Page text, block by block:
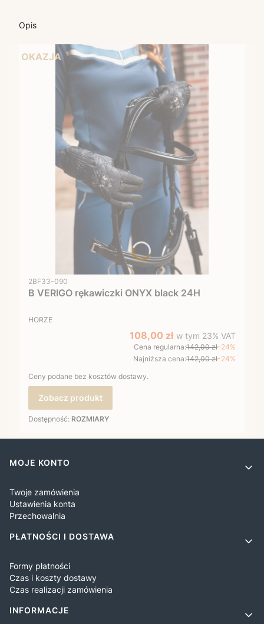
Opis
OKAZJA
Kod produktu
2BF33-090
B VERIGO rękawiczki ONYX black 24H
PRODUCENT
HORZE
Cena promocyjna brutto
108,00 zł w tym %s VAT
w tym 23% VAT
Cena regularna:142,00 zł-24%
Najniższa cena:142,00 zł-24%
Ceny podane bez kosztów dostawy.
Zobacz produkt
Dostępność: ROZMIARY
Linki w stopce
MOJE KONTO
Twoje zamówienia
Ustawienia konta
Przechowalnia
PŁATNOŚCI I DOSTAWA
Formy płatności
Czas i koszty dostawy
Czas realizacji zamówienia
INFORMACJE